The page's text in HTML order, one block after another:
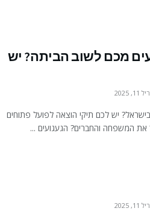
מכם לשוב הביתה? יש
2025
יש לכם תיקי הוצאה לפועל פתוחים
את המשפחה והחברים? הגעגועים ...
2025